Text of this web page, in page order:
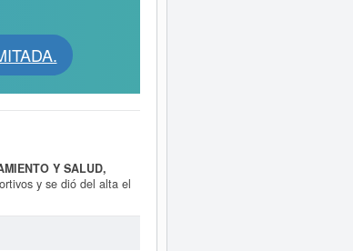
Y SALUD,
y se dió del alta el
Sistema Internacional
encuentra en el SIC
Esta ficha de empresa